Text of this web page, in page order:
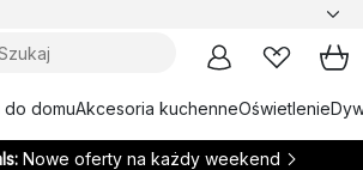
do domuAkcesoria kuchenneOświetlenie
Nowe oferty na każdy weekend